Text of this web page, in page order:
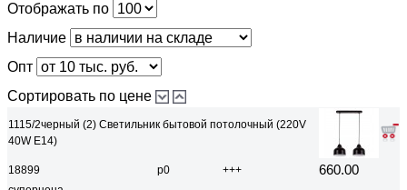
Отображать по
Наличие
Опт
Сортировать по цене
1115/2черный (2) Светильник бытовой потолочный (220V
40W E14)
18899 р0 +++ 660.00